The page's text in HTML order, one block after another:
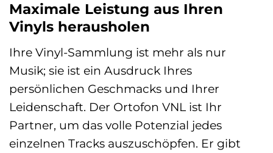
Maximale Leistung aus Ihren
Vinyls herausholen
Ihre Vinyl-Sammlung ist mehr als nur
Musik; sie ist ein Ausdruck Ihres
persönlichen Geschmacks und Ihrer
Leidenschaft. Der Ortofon VNL ist Ihr
Partner, um das volle Potenzial jedes
einzelnen Tracks auszuschöpfen. Er gibt